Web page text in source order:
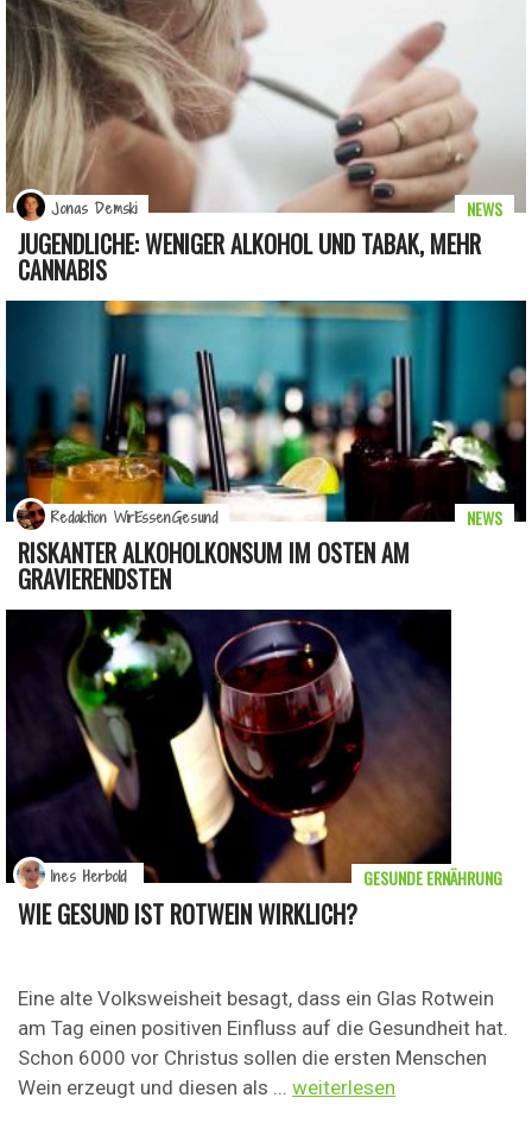
JUGENDLICHE: WENIGER ALKOHOL UND TABAK, MEHR
CANNABIS
NEWS
Jonas Demski
RISKANTER ALKOHOLKONSUM IM OSTEN AM
GRAVIERENDSTEN
NEWS
Redaktion WirEssenGesund
WIE GESUND IST ROTWEIN WIRKLICH?
Eine alte Volksweisheit besagt, dass ein Glas Rotwein
am Tag einen positiven Einfluss auf die Gesundheit hat.
Schon 6000 vor Christus sollen die ersten Menschen
Wein erzeugt und diesen als ... weiterlesen
GESUNDE ERNÄHRUNG
Ines Herbold